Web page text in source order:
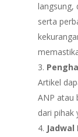
langsung,
serta
Artikel
ANP atau
dari pihak
Jadwal